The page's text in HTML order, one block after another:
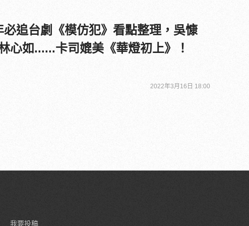
追台劇《模仿犯》看點整理，吳慷
心如......卡司媲美《華燈初上》！
2022年3月16日 18:00
我要投稿